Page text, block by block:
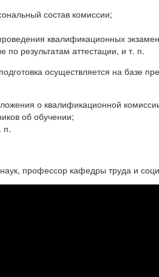
состав комиссии;
квалификационных
результатам аттестации, и т. п.
осуществляется на базе
о квалификационной
об обучении;
п.
профессор кафедры труда и